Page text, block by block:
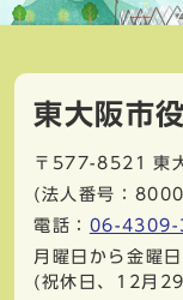
東大阪市
〒577-8521
東
(法人番号：
電話： 06-4309-
月曜日から金曜
(祝休日、12月